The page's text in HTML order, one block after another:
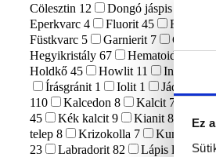
Ez
Cölesztin 12 Dongó jáspis
Eperkvarc 4 Fluorit 45 Főnix kő
Füstkvarc 5 Garnierit 7 Gránát
Hegyikristály 67 Hematoid kvarc
Holdkő 45 Howlit 11 Indigo
Írásgránit 1 Iolit 1 Jáde
110
Kalcedon 8 Kalcit 74
45
Kék kalcit 9 Kianit 8
telep 8 Krizokolla 7 Kunzit
23
Labradorit 82 Lápis lazuli18